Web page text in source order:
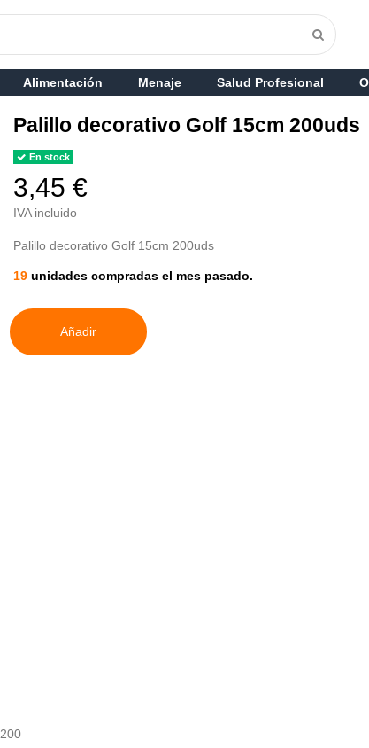
Alimentación Menaje Salud Profesional
Palillo decorativo Golf 15cm 200uds
En stock
3,45 €
IVA incluido
Palillo decorativo Golf 15cm 200uds
19 unidades compradas el mes pasado.
Añadir
200